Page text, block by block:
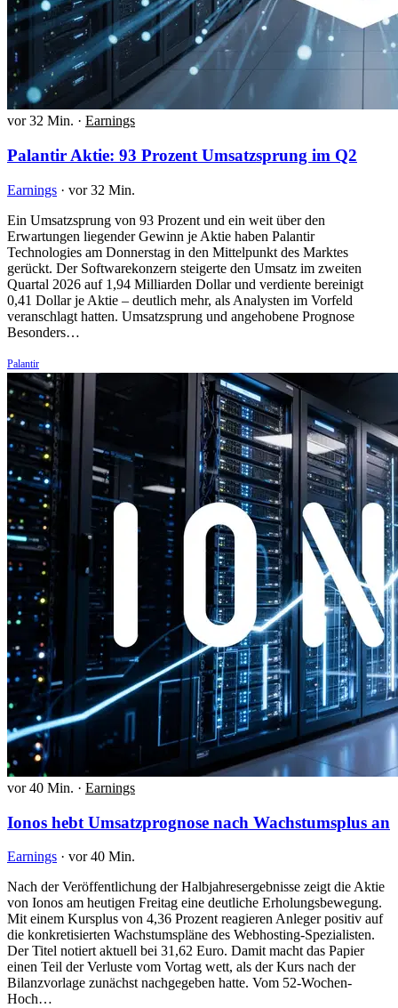
vor 32 Min. · Earnings
Palantir Aktie: 93 Prozent Umsatzsprung im Q2
Earnings · vor 32 Min.
Ein Umsatzsprung von 93 Prozent und ein weit über den
Erwartungen liegender Gewinn je Aktie haben Palantir
Technologies am Donnerstag in den Mittelpunkt des Marktes
gerückt. Der Softwarekonzern steigerte den Umsatz im zweiten
Quartal 2026 auf 1,94 Milliarden Dollar und verdiente bereinigt
0,41 Dollar je Aktie – deutlich mehr, als Analysten im Vorfeld
veranschlagt hatten. Umsatzsprung und angehobene Prognose
Besonders…
Palantir
vor 40 Min. · Earnings
Ionos hebt Umsatzprognose nach Wachstumsplus an
Earnings · vor 40 Min.
Nach der Veröffentlichung der Halbjahresergebnisse zeigt die Aktie
von Ionos am heutigen Freitag eine deutliche Erholungsbewegung.
Mit einem Kursplus von 4,36 Prozent reagieren Anleger positiv auf
die konkretisierten Wachstumspläne des Webhosting-Spezialisten.
Der Titel notiert aktuell bei 31,62 Euro. Damit macht das Papier
einen Teil der Verluste vom Vortag wett, als der Kurs nach der
Bilanzvorlage zunächst nachgegeben hatte. Vom 52-Wochen-
Hoch…